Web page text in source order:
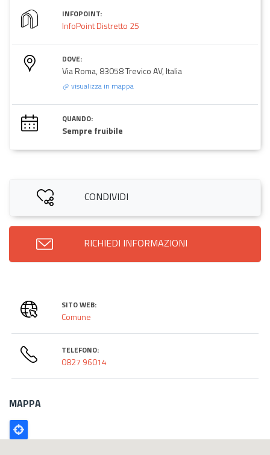
INFOPOINT:
InfoPoint Distretto 25
DOVE:
Via Roma, 83058 Trevico AV, Italia
visualizza in mappa
QUANDO:
Sempre fruibile
CONDIVIDI
RICHIEDI INFORMAZIONI
SITO WEB:
Comune
TELEFONO:
0827 96014
MAPPA
Poligono
GEO